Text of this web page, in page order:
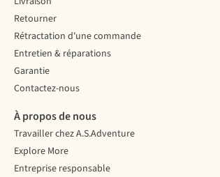
Retourner
Rétractation d'une commande
Entretien & réparations
Garantie
Contactez-nous
À propos de nous
Travailler chez A.S.Adventure
Explore More
Entreprise responsable